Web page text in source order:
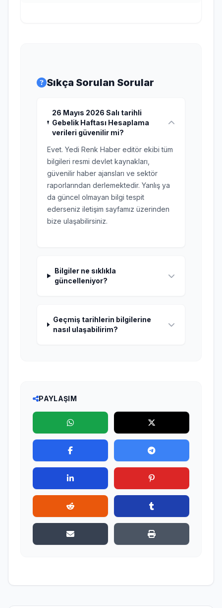
Sıkça Sorulan Sorular
26 Mayıs 2026 Salı tarihli
Gebelik Haftası Hesaplama
verileri güvenilir mi?
Evet. Yedi Renk Haber editör ekibi tüm
bilgileri resmi devlet kaynakları,
güvenilir haber ajansları ve sektör
raporlarından derlemektedir. Yanlış ya
da güncel olmayan bilgi tespit
ederseniz iletişim sayfamız üzerinden
bize ulaşabilirsiniz.
Bilgiler ne sıklıkla
güncelleniyor?
Geçmiş tarihlerin bilgilerine
nasıl ulaşabilirim?
PAYLAŞIM